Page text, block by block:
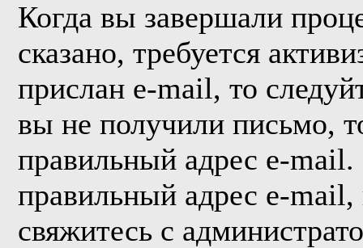
Когда вы завершали
сказано, требуется
прислан e-mail, то
вы не получили письмо,
правильный адрес e-
правильный адрес e-
свяжитесь с